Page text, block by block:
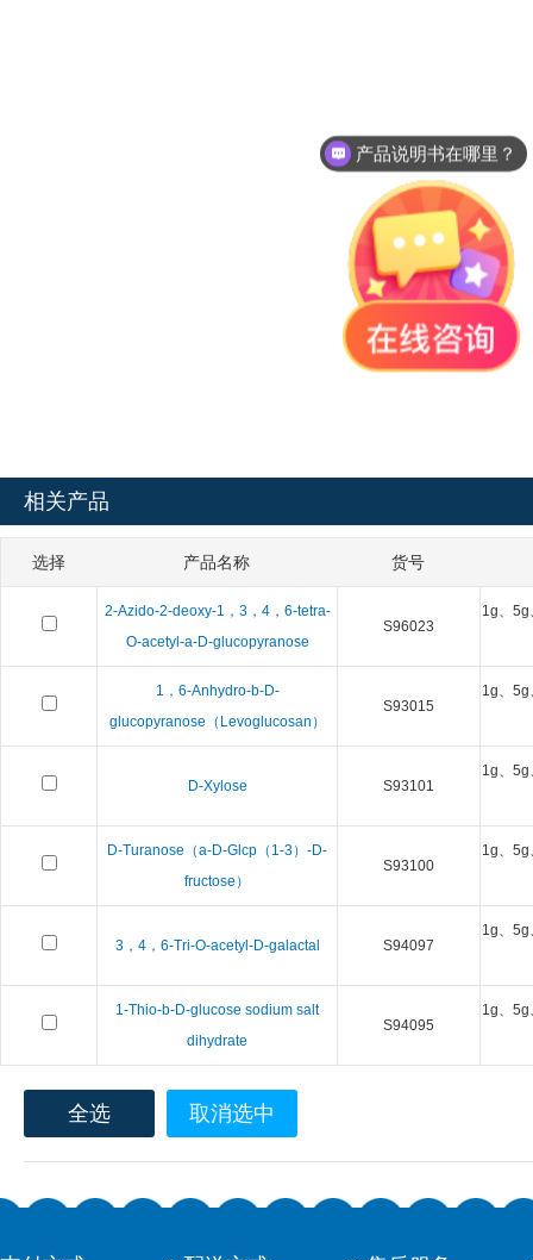
相关产品
选择 产品名称 货号
2-Azido-2-deoxy-1，3，4，6-tetra-
O-acetyl-a-D-glucopyranose
S96023
1g、
1，6-Anhydro-b-D-
glucopyranose（Levoglucosan）
S93015
1g、
D-Xylose S93101
1g、
D-Turanose（a-D-Glcp（1-3）-D-
fructose）
S93100
1g、
3，4，6-Tri-O-acetyl-D-galactal S94097
1g、
1-Thio-b-D-glucose sodium salt
dihydrate
S94095
1g、
全选 取消选中
产品说明书在哪里？
如何下单？